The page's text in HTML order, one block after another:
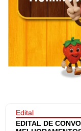
Edital
EDITAL DE